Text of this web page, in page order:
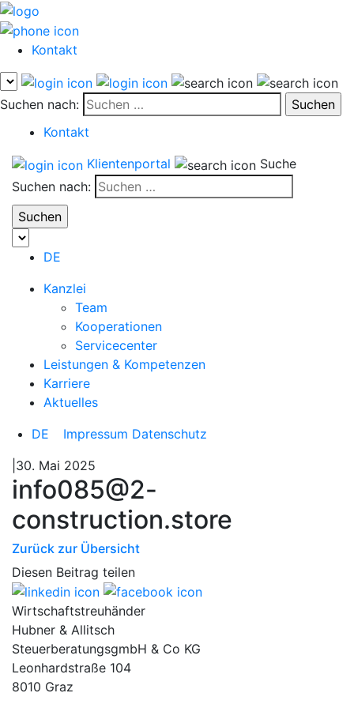
Kontakt
Suchen nach:
Kontakt
Klientenportal
Suche
Suchen nach:
DE
Kanzlei
Team
Kooperationen
Servicecenter
Leistungen & Kompetenzen
Karriere
Aktuelles
DE
Impressum Datenschutz
|30. Mai 2025
info085@2-
construction.store
Zurück zur Übersicht
Diesen Beitrag teilen
Wirtschaftstreuhänder
Hubner & Allitsch
SteuerberatungsgmbH & Co KG
Leonhardstraße 104
8010 Graz